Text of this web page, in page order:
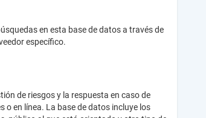
en esta base de datos a través de
específico.
de riesgos y la respuesta en caso de
o en línea. La base de datos incluye los